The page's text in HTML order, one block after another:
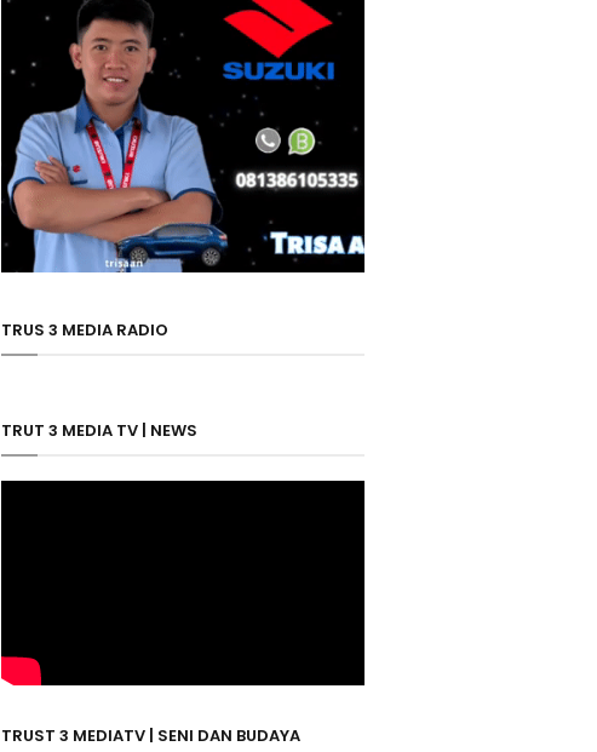
TRUS 3 MEDIA RADIO
TRUT 3 MEDIA TV | NEWS
TRUST 3 MEDIATV | SENI DAN BUDAYA